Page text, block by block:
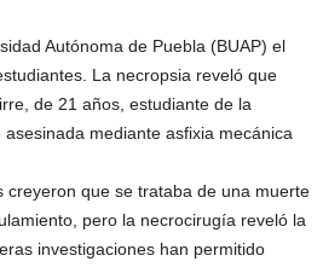
Autónoma de Puebla (BUAP) el
La necropsia reveló que
de 21 años, estudiante de la
mediante asfixia mecánica
creyeron que se trataba de una muerte
pero la necrocirugía reveló la
investigaciones han permitido